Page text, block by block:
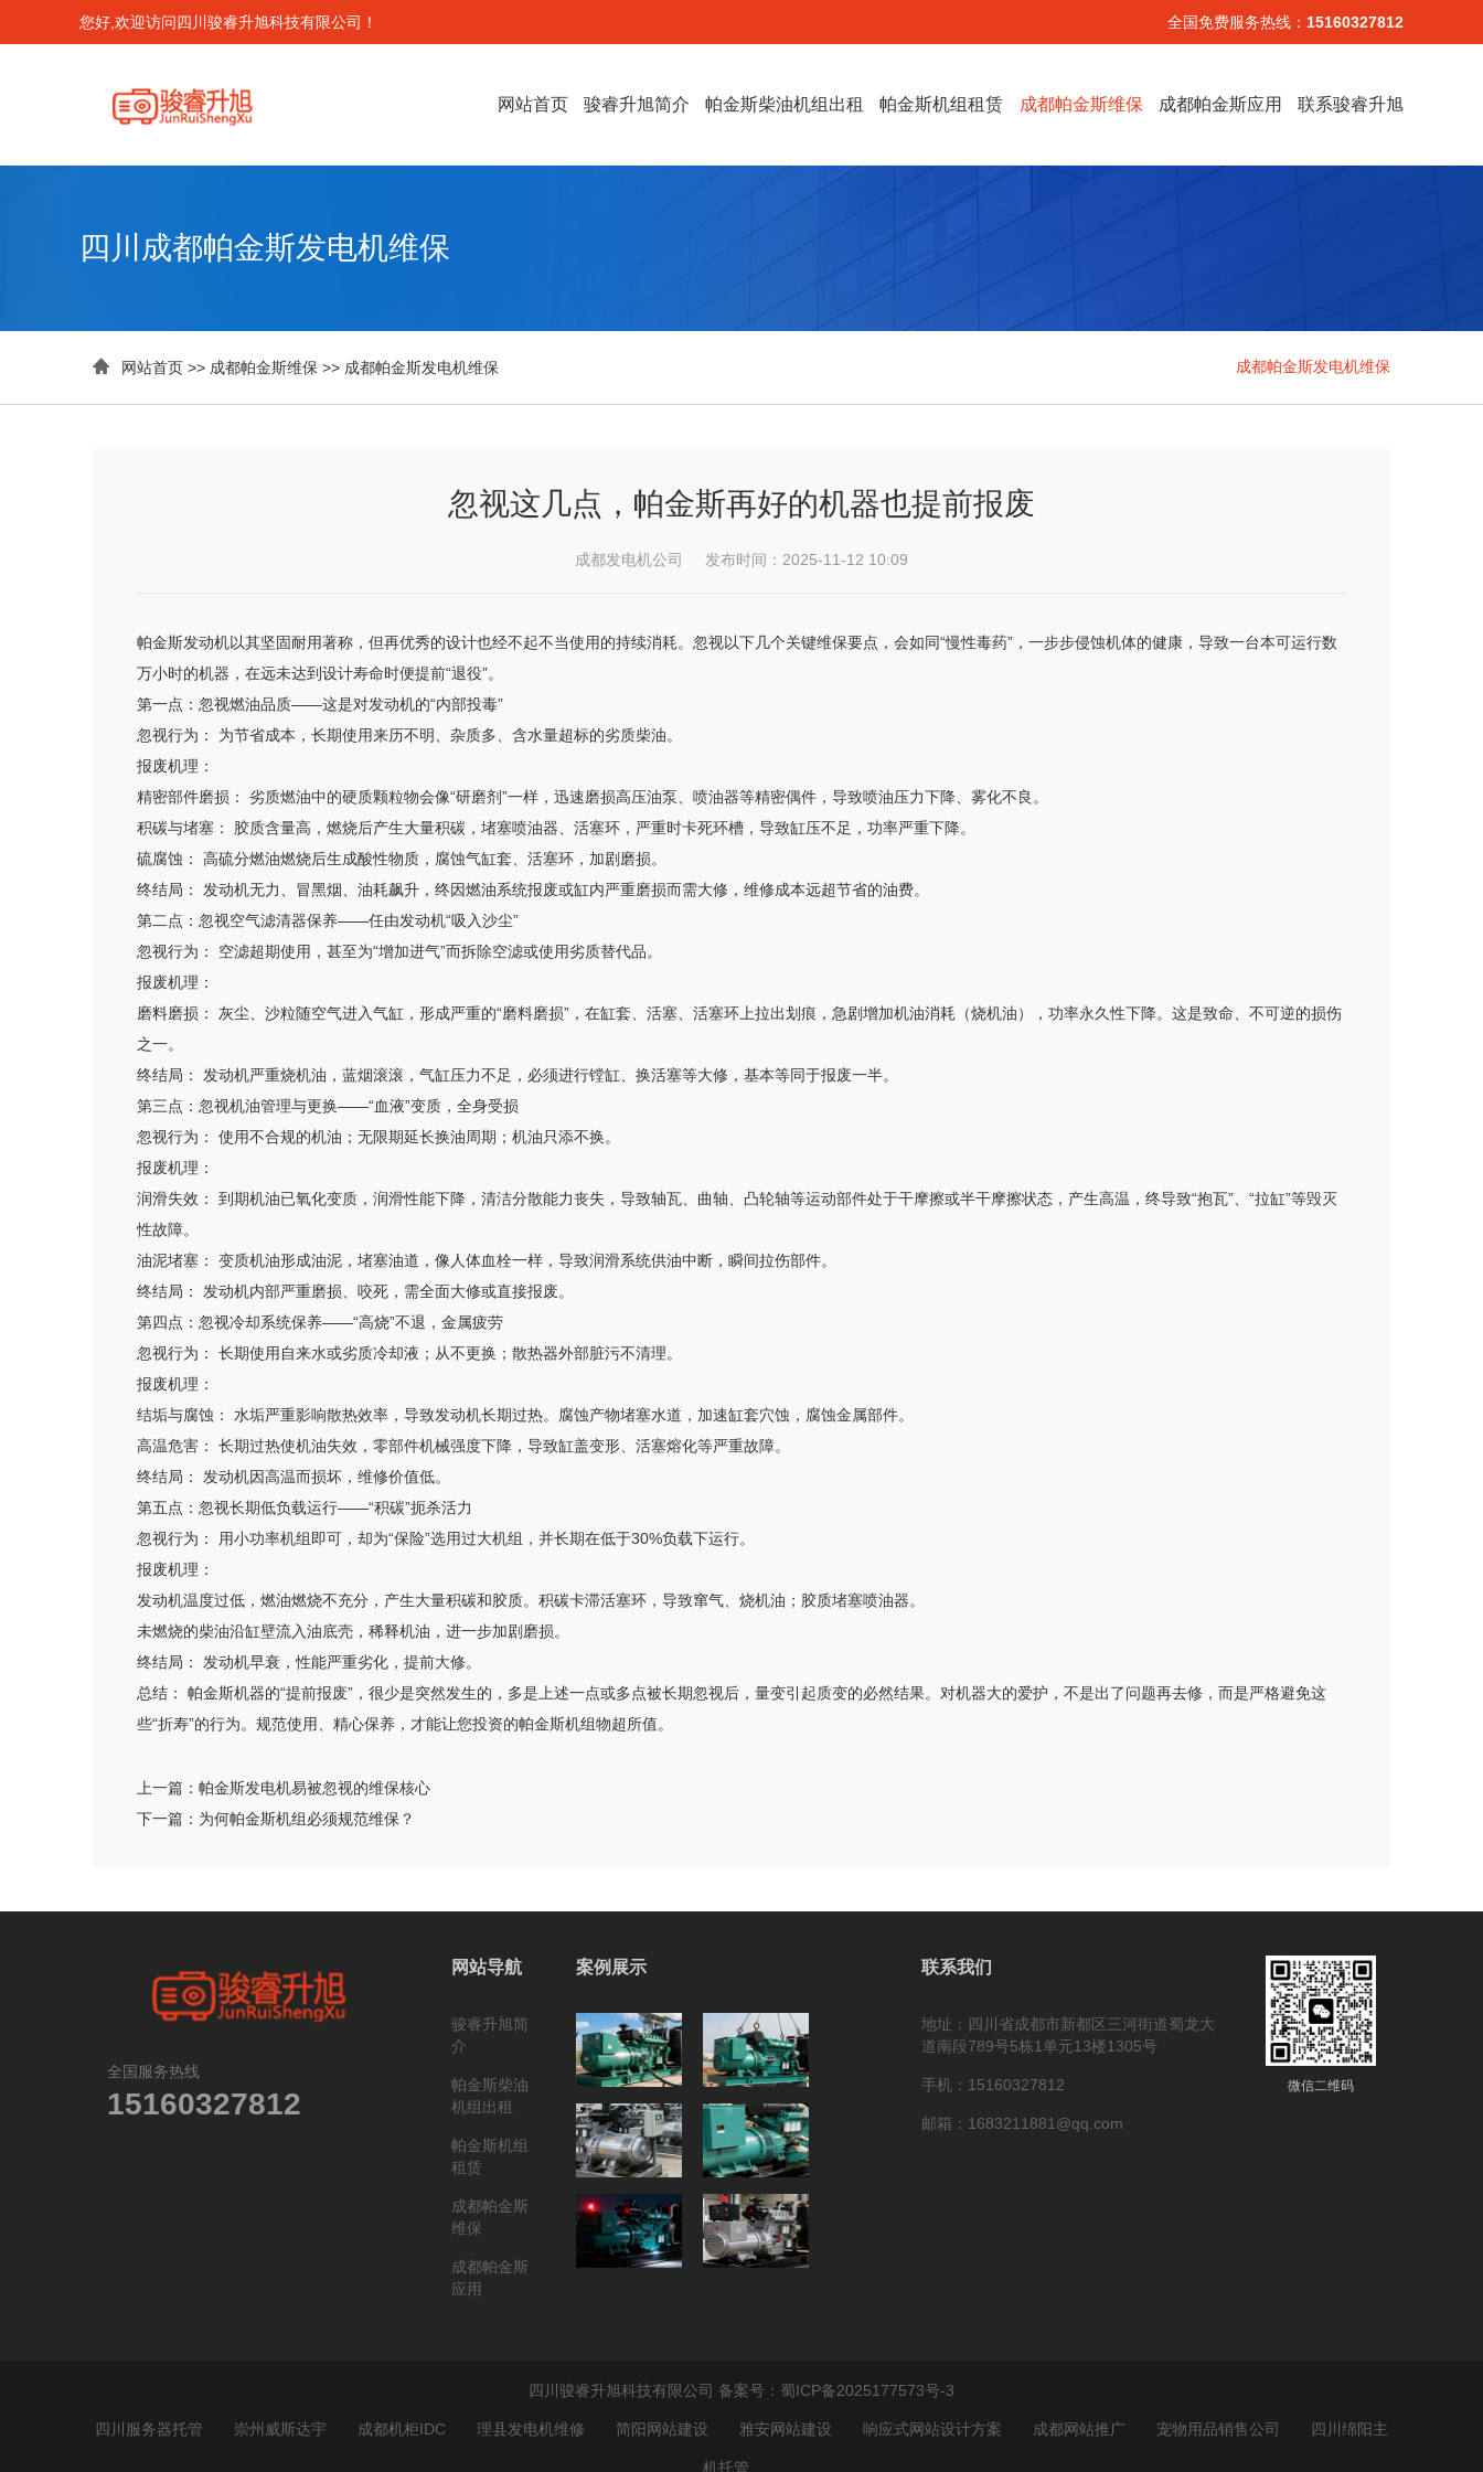
您好,欢迎访问四川骏睿升旭科技有限公司！ 全国免费服务热线： 15160327812
网站首页 骏睿升旭简介 帕金斯柴油机组出租 帕金斯机组租赁 成都帕金斯维保 成都帕金斯应用 联系骏睿升旭
四川成都帕金斯发电机维保
 网站首页 >> 成都帕金斯维保 >> 成都帕金斯发电机维保 成都帕金斯发电机维保
忽视这几点，帕金斯再好的机器也提前报废
成都发电机公司 发布时间：2025-11-12 10:09
帕金斯发动机以其坚固耐用著称，但再优秀的设计也经不起不当使用的持续消耗。忽视以下几个关键维保要点，会如同“慢性毒药”，一步步侵蚀机体的健康，导致一台本可运行数
万小时的机器，在远未达到设计寿命时便提前“退役”。
第一点：忽视燃油品质——这是对发动机的“内部投毒”
忽视行为： 为节省成本，长期使用来历不明、杂质多、含水量超标的劣质柴油。
报废机理：
精密部件磨损： 劣质燃油中的硬质颗粒物会像“研磨剂”一样，迅速磨损高压油泵、喷油器等精密偶件，导致喷油压力下降、雾化不良。
积碳与堵塞： 胶质含量高，燃烧后产生大量积碳，堵塞喷油器、活塞环，严重时卡死环槽，导致缸压不足，功率严重下降。
硫腐蚀： 高硫分燃油燃烧后生成酸性物质，腐蚀气缸套、活塞环，加剧磨损。
终结局： 发动机无力、冒黑烟、油耗飙升，终因燃油系统报废或缸内严重磨损而需大修，维修成本远超节省的油费。
第二点：忽视空气滤清器保养——任由发动机“吸入沙尘”
忽视行为： 空滤超期使用，甚至为“增加进气”而拆除空滤或使用劣质替代品。
报废机理：
磨料磨损： 灰尘、沙粒随空气进入气缸，形成严重的“磨料磨损”，在缸套、活塞、活塞环上拉出划痕，急剧增加机油消耗（烧机油），功率永久性下降。这是致命、不可逆的损伤
之一。
终结局： 发动机严重烧机油，蓝烟滚滚，气缸压力不足，必须进行镗缸、换活塞等大修，基本等同于报废一半。
第三点：忽视机油管理与更换——“血液”变质，全身受损
忽视行为： 使用不合规的机油；无限期延长换油周期；机油只添不换。
报废机理：
润滑失效： 到期机油已氧化变质，润滑性能下降，清洁分散能力丧失，导致轴瓦、曲轴、凸轮轴等运动部件处于干摩擦或半干摩擦状态，产生高温，终导致“抱瓦”、“拉缸”等毁灭
性故障。
油泥堵塞： 变质机油形成油泥，堵塞油道，像人体血栓一样，导致润滑系统供油中断，瞬间拉伤部件。
终结局： 发动机内部严重磨损、咬死，需全面大修或直接报废。
第四点：忽视冷却系统保养——“高烧”不退，金属疲劳
忽视行为： 长期使用自来水或劣质冷却液；从不更换；散热器外部脏污不清理。
报废机理：
结垢与腐蚀： 水垢严重影响散热效率，导致发动机长期过热。腐蚀产物堵塞水道，加速缸套穴蚀，腐蚀金属部件。
高温危害： 长期过热使机油失效，零部件机械强度下降，导致缸盖变形、活塞熔化等严重故障。
终结局： 发动机因高温而损坏，维修价值低。
第五点：忽视长期低负载运行——“积碳”扼杀活力
忽视行为： 用小功率机组即可，却为“保险”选用过大机组，并长期在低于30%负载下运行。
报废机理：
发动机温度过低，燃油燃烧不充分，产生大量积碳和胶质。积碳卡滞活塞环，导致窜气、烧机油；胶质堵塞喷油器。
未燃烧的柴油沿缸壁流入油底壳，稀释机油，进一步加剧磨损。
终结局： 发动机早衰，性能严重劣化，提前大修。
总结： 帕金斯机器的“提前报废”，很少是突然发生的，多是上述一点或多点被长期忽视后，量变引起质变的必然结果。对机器大的爱护，不是出了问题再去修，而是严格避免这
些“折寿”的行为。规范使用、精心保养，才能让您投资的帕金斯机组物超所值。
上一篇： 帕金斯发电机易被忽视的维保核心
下一篇： 为何帕金斯机组必须规范维保？
全国服务热线
15160327812
网站导航
骏睿升旭简
介
帕金斯柴油
机组出租
帕金斯机组
租赁
成都帕金斯
维保
成都帕金斯
应用
案例展示 联系我们
地址：四川省成都市新都区三河街道蜀龙大
道南段789号5栋1单元13楼1305号
手机：15160327812
邮箱：1683211881@qq.com
微信二维码
四川骏睿升旭科技有限公司 备案号： 蜀ICP备2025177573号-3
四川服务器托管 崇州威斯达宇 成都机柜IDC 理县发电机维修 简阳网站建设 雅安网站建设 响应式网站设计方案 成都网站推广 宠物用品销售公司 四川绵阳主
机托管